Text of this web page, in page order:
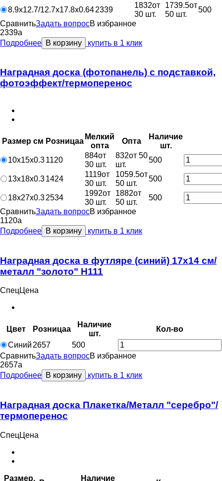
8.9х12.7/12.7х17.8х0.642339
1832от
30 шт.
1739.5от
50 шт.
500
СравнитьЗадать вопросВ избранное
2339a
Подробнее В корзину купить в 1 клик
Наградная доска (фотопанель) c подставкой,
фотоэффект/термоперенос
Размер см Розницаa
Мелкий
оптa
Оптa
Наличие
шт.
10х15х0.31120
884от
30 шт.
832от 50
шт.
500
13х18х0.31424
1119от
30 шт.
1059.5от
50 шт.
500
18х27х0.32534
1992от
30 шт.
1882от
50 шт.
500
СравнитьЗадать вопросВ избранное
1120a
Подробнее В корзину купить в 1 клик
Наградная доска в футляре (синий) 17х14 см/
металл "золото" H111
СпецЦена
Цвет Розницаa
Наличие
шт.
Кол-во
Синий2657
500
СравнитьЗадать вопросВ избранное
2657a
Подробнее В корзину купить в 1 клик
Наградная доска Плакетка/Металл "серебро"/
термоперенос
СпецЦена
Размер, Наличие